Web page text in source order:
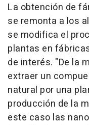
La obtención de
se remonta a los
se modifica el
plantas en
de interés. "De la
extraer un
natural por una
producción de la
este caso las